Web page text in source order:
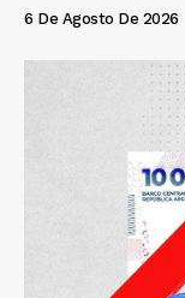
6 De Agosto De 2026